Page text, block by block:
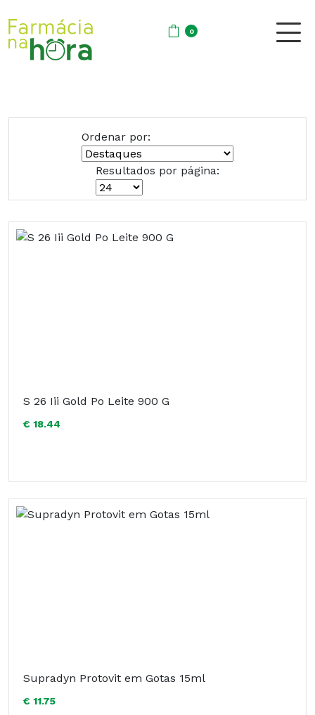
0
Ordenar por:
Resultados por página:
S 26 Iii Gold Po Leite 900 G
€ 18.44
Supradyn Protovit em Gotas 15ml
€ 11.75